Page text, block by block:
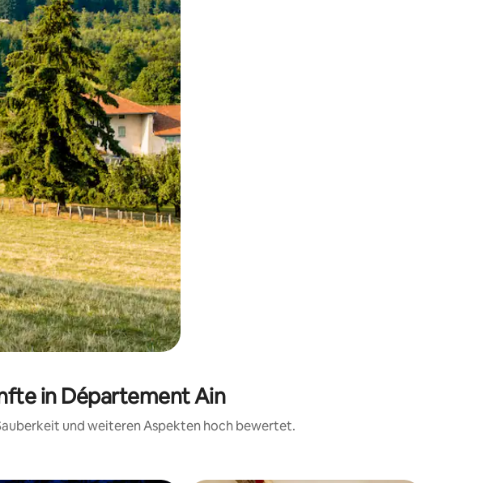
Ergebnisse durch Berühren oder Wischgesten.
in Département Ain
und weiteren Aspekten hoch bewertet.